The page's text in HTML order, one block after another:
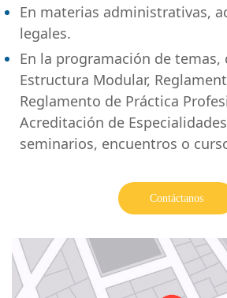
En materias administrativas,
legales.
En la programación de temas,
Estructura Modular,
Reglamento de Práctica
Acreditación de
seminarios, encuentros o
Contáctanos